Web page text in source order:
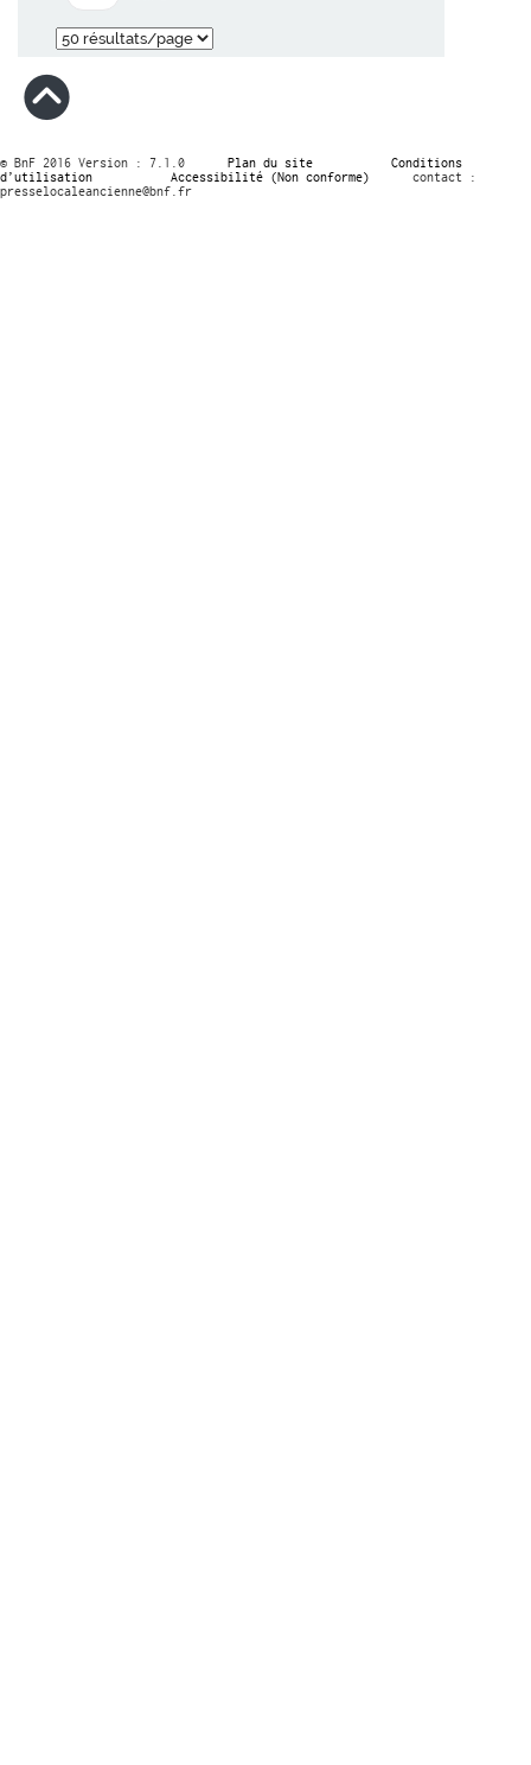
© BnF 2016 Version : 7.1.0 Plan du site
Conditions
d’utilisation
Accessibilité (Non conforme)
contact :
presselocaleancienne@bnf.fr